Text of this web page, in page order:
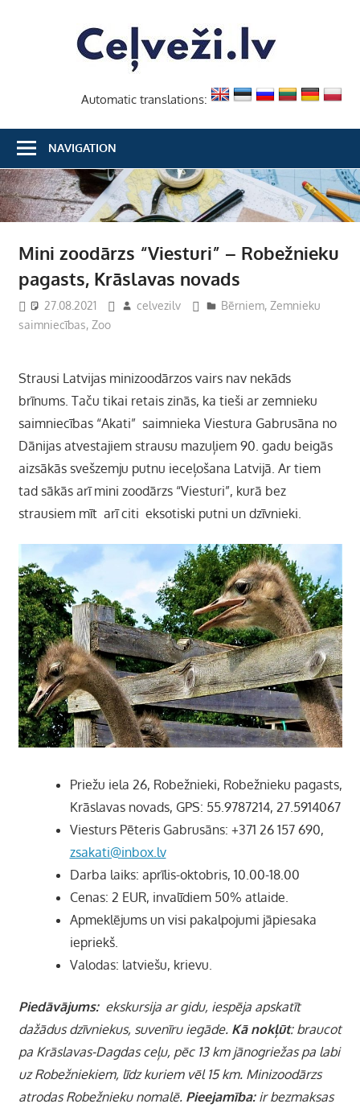
Automatic translations:
NAVIGATION
Mini zoodārzs “Viesturi” – Robežnieku
pagasts, Krāslavas novads
27.08.2021 celvezilv Bērniem, Zemnieku
saimniecības, Zoo
Strausi Latvijas minizoodārzos vairs nav nekāds
brīnums. Taču tikai retais zinās, ka tieši ar zemnieku
saimniecības “Akati” saimnieka Viestura Gabrusāna no
Dānijas atvestajiem strausu mazuļiem 90. gadu beigās
aizsākās svešzemju putnu ieceļošana Latvijā. Ar tiem
tad sākās arī mini zoodārzs “Viesturi”, kurā bez
strausiem mīt arī citi eksotiski putni un dzīvnieki.
Priežu iela 26, Robežnieki, Robežnieku pagasts,
Krāslavas novads, GPS: 55.9787214, 27.5914067
Viesturs Pēteris Gabrusāns: +371 26 157 690,
zsakati@inbox.lv
Darba laiks: aprīlis-oktobris, 10.00-18.00
Cenas: 2 EUR, invalīdiem 50% atlaide.
Apmeklējums un visi pakalpojumi jāpiesaka
iepriekš.
Valodas: latviešu, krievu.
Piedāvājums: ekskursija ar gidu, iespēja apskatīt
dažādus dzīvniekus, suvenīru iegāde. Kā nokļūt: braucot
pa Krāslavas-Dagdas ceļu, pēc 13 km jānogriežas pa labi
uz Robežniekiem, līdz kuriem vēl 15 km. Minizoodārzs
atrodas Robežnieku nomalē. Pieejamība: ir bezmaksas